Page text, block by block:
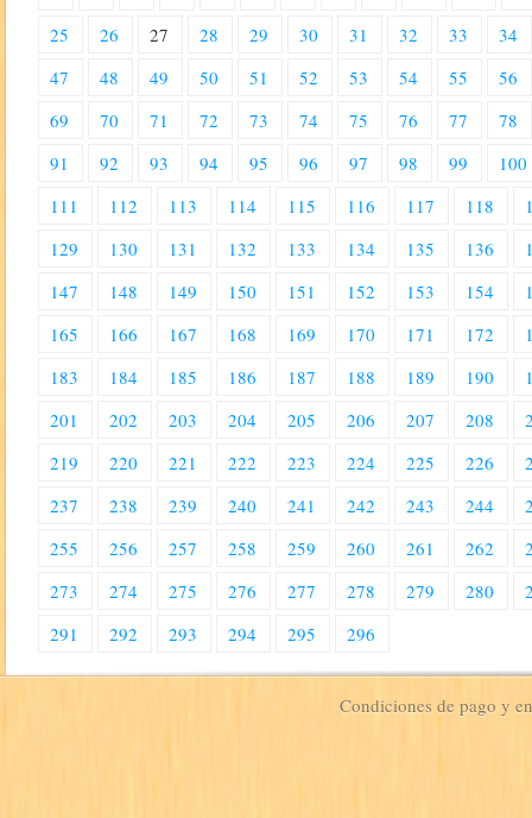
25
26 27 28 29 30 31 32 33
34
47
48 49 50 51 52 53 54 55
56
69
70 71 72 73 74 75 76 77
78
91
92 93 94 95 96 97 98 99
100
111
112 113 114 115 116 117 118
129
130 131 132 133 134 135 136
147
148 149 150 151 152 153 154
165
166 167 168 169 170 171 172
183
184 185 186 187 188 189 190
201
202 203 204 205 206 207 208
219
220 221 222 223 224 225 226
237
238 239 240 241 242 243 244
255
256 257 258 259 260 261 262
273
274 275 276 277 278 279 280
291
292 293 294 295 296
Condiciones de pago y